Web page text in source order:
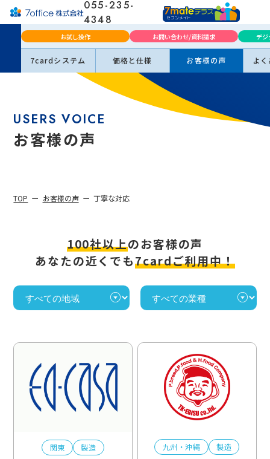
055-235-
4348
月曜日～金曜日（土日祝
休）
お試し操作 お問い合わせ/資料請求 デジ
7cardシステム 価格と仕様 お客様の声 よ
USERS VOICE
お客様の声
TOP お客様の声 丁寧な対応
100社以上のお客様の声
あなたの近くでも7cardご利用中！
関東 製造 九州・沖縄 製造